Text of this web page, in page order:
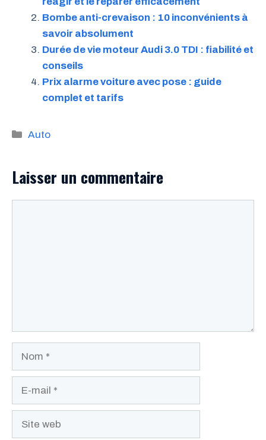
Bombe anti-crevaison : 10 inconvénients à
savoir absolument
Durée de vie moteur Audi 3.0 TDI : fiabilité et
conseils
Prix alarme voiture avec pose : guide
complet et tarifs
Catégories
Auto
Laisser un commentaire
Site